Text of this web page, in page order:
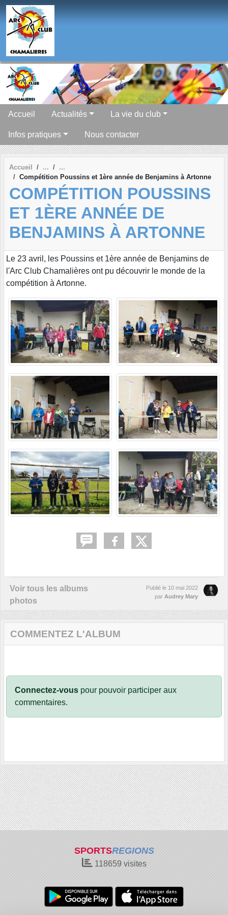
Accueil Actualités La vie du club
Infos pratiques Nous contacter
Accueil
Compétition Poussins et 1ère année de Benjamins à Artonne
COMPÉTITION POUSSINS
ET 1ÈRE ANNÉE DE
BENJAMINS À ARTONNE
Le 23 avril, les Poussins et 1ère année de Benjamins de
l'Arc Club Chamalières ont pu découvrir le monde de la
compétition à Artonne.
Voir tous les albums
photos
Publié le 10 mai 2022
par Audrey Mary
COMMENTEZ L'ALBUM
Connectez-vous pour pouvoir participer aux
commentaires.
SPORTSREGIONS
118659visites
Panneau de gestion des cookies